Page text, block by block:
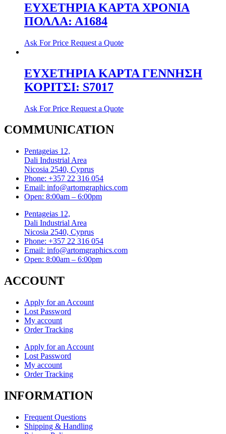
ΕΥΧΕΤΗΡΙΑ ΚΑΡΤΑ ΧΡΟΝΙΑ
ΠΟΛΛΑ: Α1684
Ask For Price Request a Quote
ΕΥΧΕΤΗΡΙΑ ΚΑΡΤΑ ΓΕΝΝΗΣΗ
ΚΟΡΙΤΣΙ: S7017
Ask For Price Request a Quote
COMMUNICATION
Pentageias 12,
Dali Industrial Area
Nicosia 2540, Cyprus
Phone: +357 22 316 054
Email: info@artomgraphics.com
Open: 8:00am – 6:00pm
Pentageias 12,
Dali Industrial Area
Nicosia 2540, Cyprus
Phone: +357 22 316 054
Email: info@artomgraphics.com
Open: 8:00am – 6:00pm
ACCOUNT
Apply for an Account
Lost Password
My account
Order Tracking
Apply for an Account
Lost Password
My account
Order Tracking
INFORMATION
Frequent Questions
Shipping & Handling